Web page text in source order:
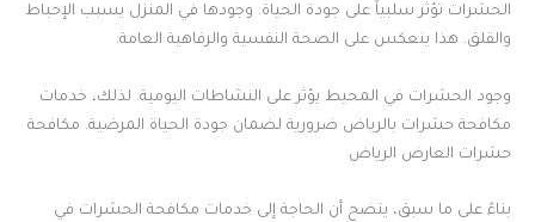
الحشرات تؤثر سلبياً على جودة الحياة. وجودها في المنزل يسبب الإحباط
والقلق. هذا ينعكس على الصحة النفسية والرفاهية العامة.
وجود الحشرات في المحيط يؤثر على النشاطات اليومية. لذلك، خدمات
مكافحة حشرات بالرياض ضرورية لضمان جودة الحياة المرضية. مكافحة
حشرات العارض الرياض
بناءً على ما سبق، يتضح أن الحاجة إلى خدمات مكافحة الحشرات في